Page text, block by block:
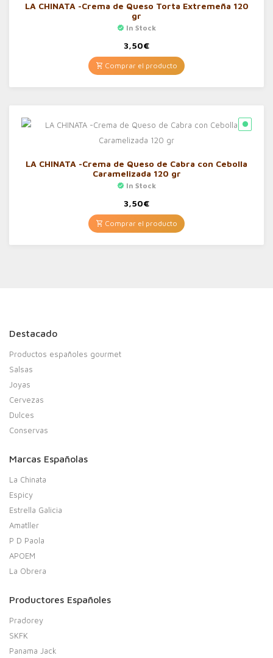
LA CHINATA -Crema de Queso Torta Extremeña 120
gr
In Stock
3,50€
Comprar el producto
LA CHINATA -Crema de Queso de Cabra con Cebolla
Caramelizada 120 gr
In Stock
3,50€
Comprar el producto
Destacado
Productos españoles gourmet
Salsas
Joyas
Cervezas
Dulces
Conservas
Marcas Españolas
La Chinata
Espicy
Estrella Galicia
Amatller
P D Paola
APOEM
La Obrera
Productores Españoles
Pradorey
SKFK
Panama Jack